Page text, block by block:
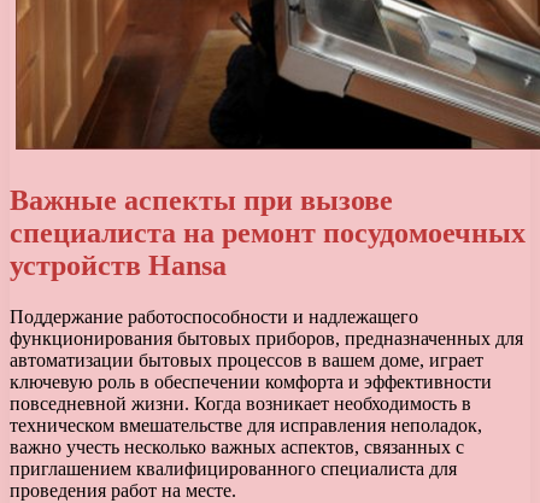
Важные аспекты при вызове
специалиста на ремонт посудомоечных
устройств Hansa
Поддержание работоспособности и надлежащего
функционирования бытовых приборов, предназначенных для
автоматизации бытовых процессов в вашем доме, играет
ключевую роль в обеспечении комфорта и эффективности
повседневной жизни. Когда возникает необходимость в
техническом вмешательстве для исправления неполадок,
важно учесть несколько важных аспектов, связанных с
приглашением квалифицированного специалиста для
проведения работ на месте.